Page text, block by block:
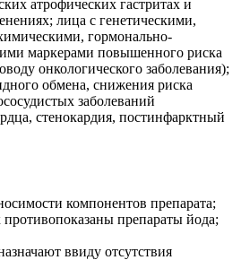
атрофических гастритах и
лица с генетическими,
гормонально-
маркерами повышенного риска
онкологического заболевания);
обмена, снижения риска
заболеваний
стенокардия, постинфарктный
компонентов препарата;
препараты йода;
ввиду отсутствия